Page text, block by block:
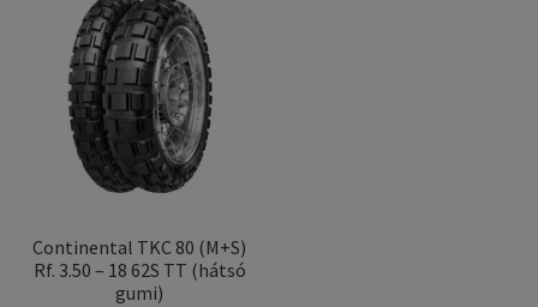
Continental TKC 80 (M+S)
Rf. 3.50 – 18 62S TT (hátsó
gumi)